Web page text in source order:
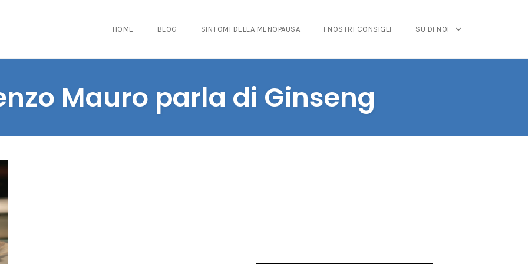
HOME BLOG SINTOMI DELLA MENOPAUSA I NOSTRI CONSIGLI SU DI NOI
Mauro parla di Ginseng